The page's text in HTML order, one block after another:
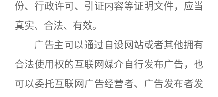
份、行政许可、引证内容等证明文件，应当
真实、合法、有效。
广告主可以通过自设网站或者其他拥有
合法使用权的互联网媒介自行发布广告，也
可以委托互联网广告经营者、广告发布者发